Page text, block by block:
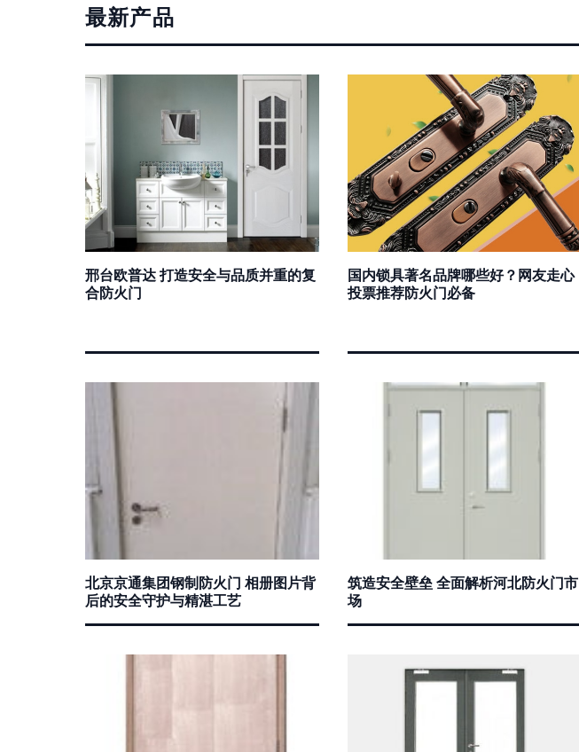
最新产品
邢台欧普达 打造安全与品质并重的复
合防火门
国内锁具著名品牌哪些好？网友走心
投票推荐防火门必备
北京京通集团钢制防火门 相册图片背
后的安全守护与精湛工艺
筑造安全壁垒 全面解析河北防火门市
场